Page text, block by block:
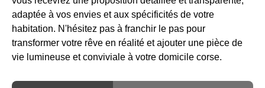
adaptée à vos envies et aux spécificités de votre
habitation. N'hésitez pas à franchir le pas pour
transformer votre rêve en réalité et ajouter une pièce de
vie lumineuse et conviviale à votre domicile corse.